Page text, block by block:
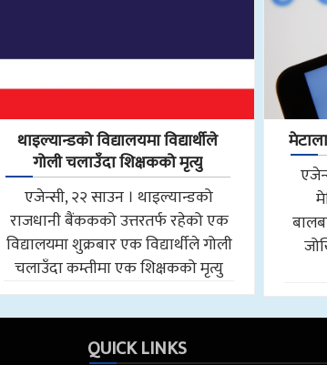
थाइल्यान्डको विद्यालयमा विद्यार्थीले
गोली चलाउँदा शिक्षकको मृत्यु
एजेन्सी, २२ साउन । थाइल्यान्डको
राजधानी बैंककको उत्तरतर्फ रहेको एक
विद्यालयमा शुक्रबार एक विद्यार्थीले गोली
चलाउँदा कम्तीमा एक शिक्षकको मृत्यु
QUICK LINKS